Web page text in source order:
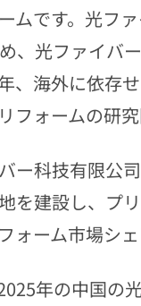
ムです。光フ
、光ファイバ
、海外に依存
フォームの研
ー科技有限公
を建設し、プ
ォーム市場シ
年の中国の